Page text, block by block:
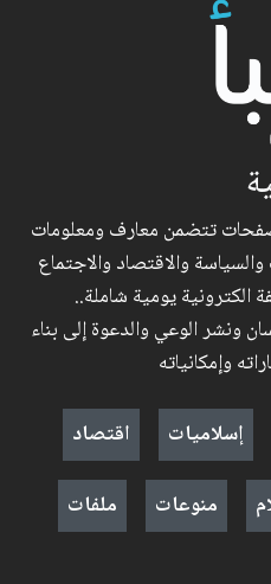
تتضمن معارف ومعلومات
والاقتصاد والاجتماع
يومية شاملة..
ونشر الوعي والدعوة إلى بناء
وإمكانياته
إسلاميات
اقتصاد
منوعات ملفات